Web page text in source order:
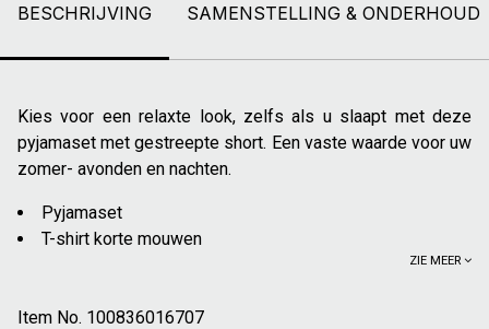
BESCHRIJVING SAMENSTELLING & ONDERHOUD
Kies voor een relaxte look, zelfs als u slaapt met deze
pyjamaset met gestreepte short. Een vaste waarde voor uw
zomer- avonden en nachten.
Pyjamaset
T-shirt korte mouwen
Gestreepte short
ZIE MEER
Item No. 100836016707